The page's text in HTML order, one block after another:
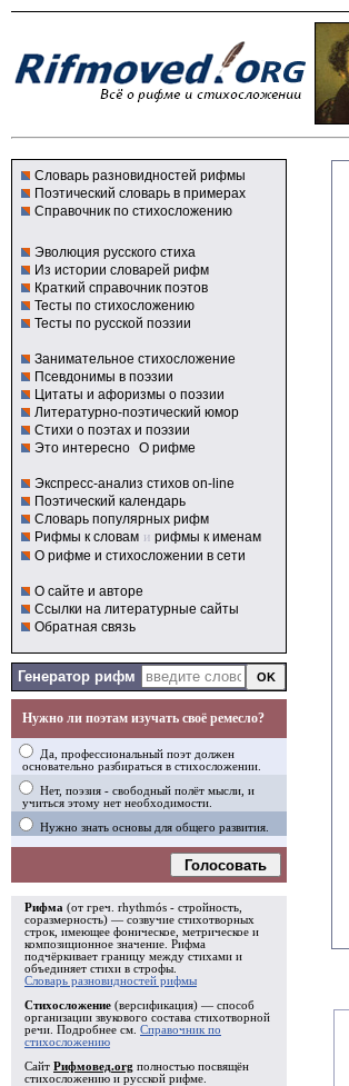
Словарь разновидностей рифмы
Поэтический словарь в примерах
Справочник по стихосложению
Эволюция русского стиха
Из истории словарей рифм
Краткий справочник поэтов
Тесты по стихосложению
Тесты по русской поэзии
Занимательное стихосложение
Псевдонимы в поэзии
Цитаты и афоризмы о поэзии
Литературно-поэтический юмор
Стихи о поэтах и поэзии
Это интересно О рифме
Экспресс-анализ стихов on-line
Поэтический календарь
Словарь популярных рифм
Рифмы к словам и рифмы к именам
О рифме и стихосложении в сети
О сайте и авторе
Ссылки на литературные сайты
Обратная связь
Генератор рифм
Нужно ли поэтам изучать своё ремесло?
Да, профессиональный поэт должен
основательно разбираться в стихосложении.
Нет, поэзия - свободный полёт мысли, и
учиться этому нет необходимости.
Нужно знать основы для общего развития.
Голосовать
Рифма (от греч. rhythmós - стройность,
соразмерность) — созвучие стихотворных
строк, имеющее фоническое, метрическое и
композиционное значение. Рифма
подчёркивает границу между стихами и
объединяет стихи в строфы
Словарь разновидностей рифмы
Стихосложение (версификация) — способ
организации звукового состава стихотворной
речи. Подробнее см. Справочник по
стихосложению
Сайт Рифмовед.org полностью посвящён
стихосложению и русской рифме.